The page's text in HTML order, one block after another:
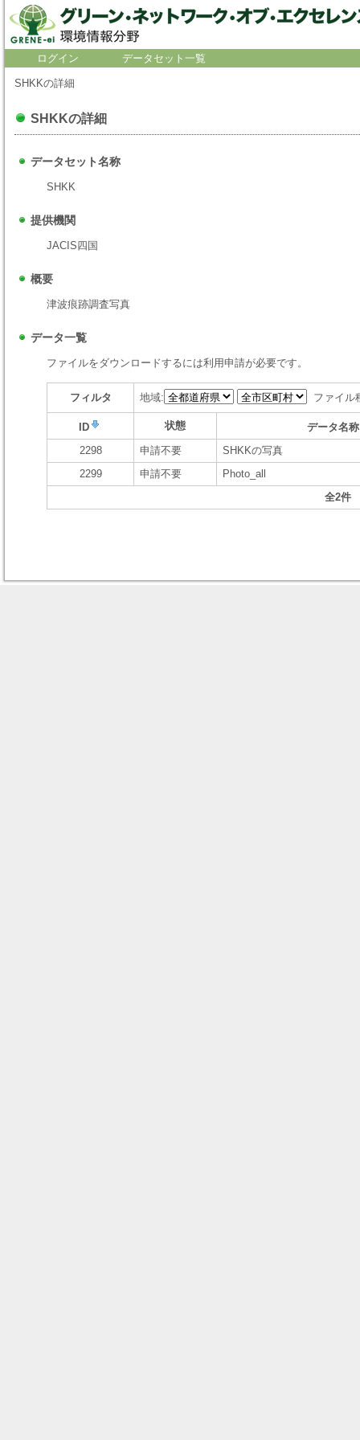
ログイン データセット一覧
SHKKの詳細
SHKKの詳細
データセット名称
SHKK
提供機関
JACIS四国
概要
津波痕跡調査写真
データ一覧
ファイルをダウンロードするには利用申請が必要です。
フィルタ 地域: ファイル
ID 状態 データ名称
全2件
2298 申請不要
SHKKの写真
2299
申請不要 Photo_all